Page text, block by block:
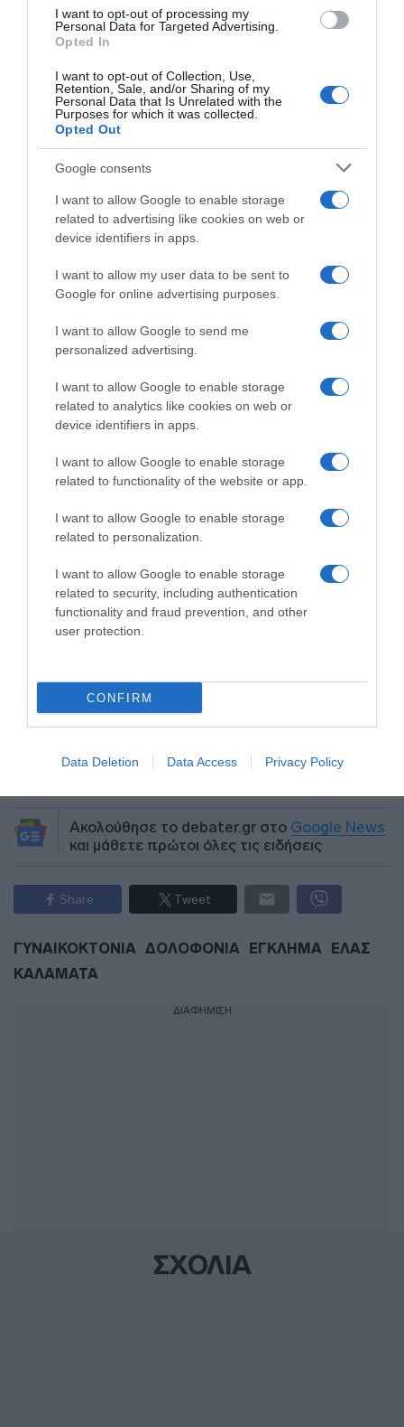
I want to opt-out of processing my
Personal Data for Targeted Advertising.
Opted In
I want to opt-out of Collection, Use,
Retention, Sale, and/or Sharing of my
Personal Data that Is Unrelated with the
Purposes for which it was collected.
Opted Out
Google consents
I want to allow Google to enable storage
related to advertising like cookies on web or
device identifiers in apps.
I want to allow my user data to be sent to
Google for online advertising purposes.
I want to allow Google to send me
personalized advertising.
I want to allow Google to enable storage
related to analytics like cookies on web or
device identifiers in apps.
I want to allow Google to enable storage
related to functionality of the website or app.
I want to allow Google to enable storage
related to personalization.
I want to allow Google to enable storage
related to security, including authentication
functionality and fraud prevention, and other
user protection.
CONFIRM
Data Deletion Data Access Privacy Policy
ανήλικες κόρες του ζευγαριού, φαίνεται να
είναι καθαρές, ωστόσο, οι γιατροί του
Νοσοκομείου Καλαμάτας αναμένουν
απαντήσεις από τις εργαστηριακές εξετάσεις
που έχουν πάρει από το αίμα των δύο
παιδιών.
Στόχος είναι να διαπιστωθεί τελικά αν υπήρχε
κάποια ουσία που είχε χορηγηθεί από τον
πατέρα τους και γι’ αυτό δεν αντιλήφθηκαν τη
στυγερή δολοφονία, παρόλο που ήταν στο
διπλανό δωμάτιο.
Προσθήκη ως προτεινόμενη
Ειδήσεις σήμερα
Ξεκινάει την Δευτέρα το Ευρωπαϊκό
Τεντόγλου, Καραλής, Τζένγκο και οι
υπόλοιποι Έλληνες αθλητές
Μαύρη Θάλασσα: Η εμπορική ναυτιλία
στην πρώτη γραμμή ενός ακήρυχτου
πολέμου
βρίσκεται η Ελλάδα στη μεγάλη
τεχνολογική μετάβαση
ΕΦΚΑ και τη ΔΥΠΑ έως τις 14 Αυγούστου
Ακολούθησε το debater.gr στο Google News
και μάθετε πρώτοι όλες τις ειδήσεις
Share Tweet
ΓΥΝΑΙΚΟΚΤΟΝΙΑ ΔΟΛΟΦΟΝΙΑ ΕΓΚΛΗΜΑ
ΕΛΑΣ
ΚΑΛΑΜΑΤΑ
ΔΙΑΦΗΜΙΣΗ
ΣΧΟΛΙΑ